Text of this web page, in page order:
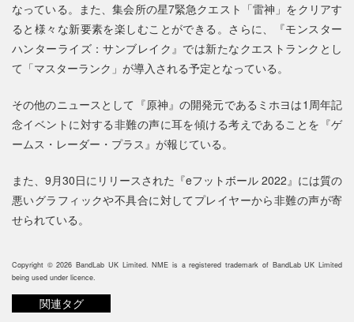
なっている。また、集会所の星7緊急クエスト「雷神」をクリアす
ると様々な新要素を楽しむことができる。さらに、『モンスター
ハンターライズ：サンブレイク』では新たなクエストランクとし
て「マスターランク」が導入される予定となっている。
その他のニュースとして『原神』の開発元であるミホヨは1周年記
念イベントに対する非難の声に耳を傾ける考えであることを『ゲ
ームス・レーダー・プラス』が報じている。
また、9月30日にリリースされた『eフットボール 2022』には質の
悪いグラフィックや不具合に対してプレイヤーから非難の声が寄
せられている。
Copyright © 2026 BandLab UK Limited. NME is a registered trademark of BandLab UK Limited
being used under licence.
関連タグ